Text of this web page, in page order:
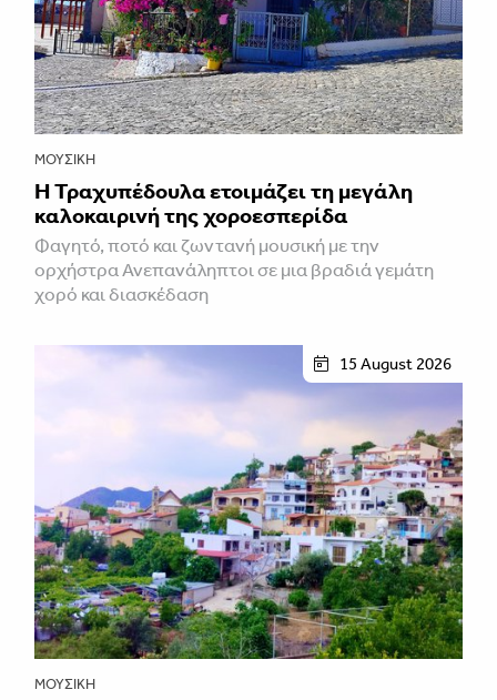
ΜΟΥΣΙΚΉ
Η Τραχυπέδουλα ετοιμάζει τη μεγάλη
καλοκαιρινή της χοροεσπερίδα
Φαγητό, ποτό και ζωντανή μουσική με την
ορχήστρα Ανεπανάληπτοι σε μια βραδιά γεμάτη
χορό και διασκέδαση
15 August 2026
ΜΟΥΣΙΚΉ